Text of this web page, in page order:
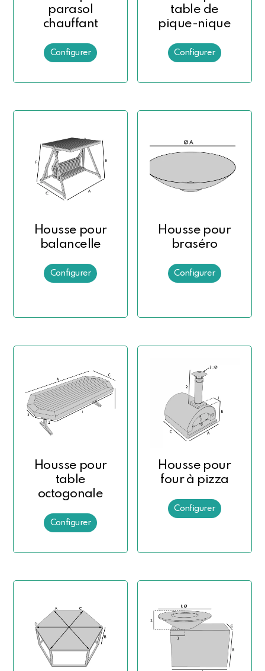
parasol
chauffant
table de
pique-nique
Housse pour
balancelle
Housse pour
braséro
Housse pour
table
octogonale
Housse pour
four à pizza